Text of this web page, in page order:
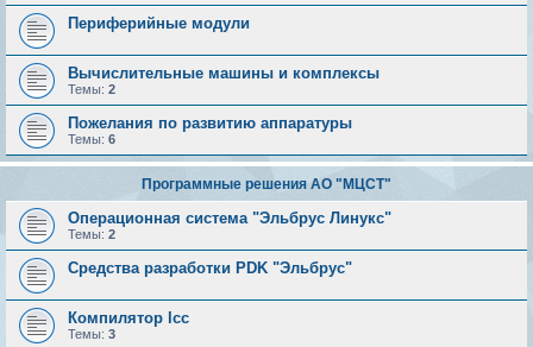
Периферийные модули
Вычислительные машины и комплексы
Темы: 2
Пожелания по развитию аппаратуры
Темы: 6
Программные решения АО "МЦСТ"
Операционная система "Эльбрус Линукс"
Темы: 2
Средства разработки PDK "Эльбрус"
Компилятор lcc
Темы: 3